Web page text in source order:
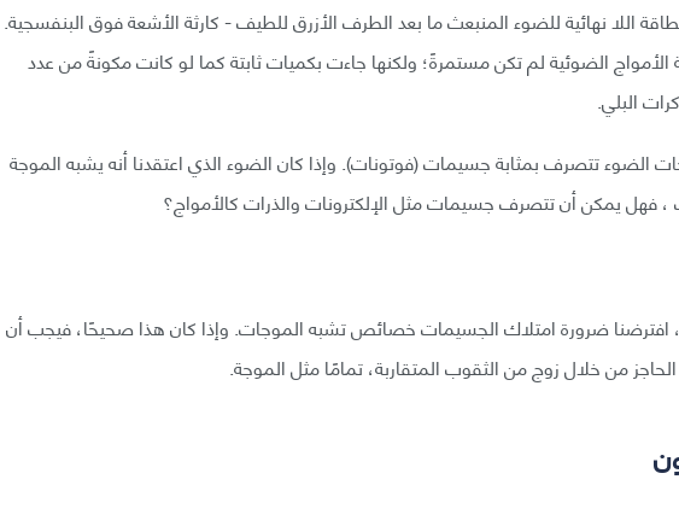
اللا نهائية للضوء المنبعث ما بعد الطرف الأزرق للطيف - كارثة الأشعة فوق البنفسجية.
الضوئية لم تكن مستمرةً؛ ولكنها جاءت بكميات ثابتة كما لو كانت مكونةً من عدد
البلي.
الضوء تتصرف بمثابة جسيمات (فوتونات). وإذا كان الضوء الذي اعتقدنا أنه يشبه الموجة
فهل يمكن أن تتصرف جسيمات مثل الإلكترونات والذرات كالأمواج؟
افترضنا ضرورة امتلاك الجسيمات خصائص تشبه الموجات. وإذا كان هذا صحيحًا، فيجب أن
من خلال زوج من الثقوب المتقاربة، تمامًا مثل الموجة.